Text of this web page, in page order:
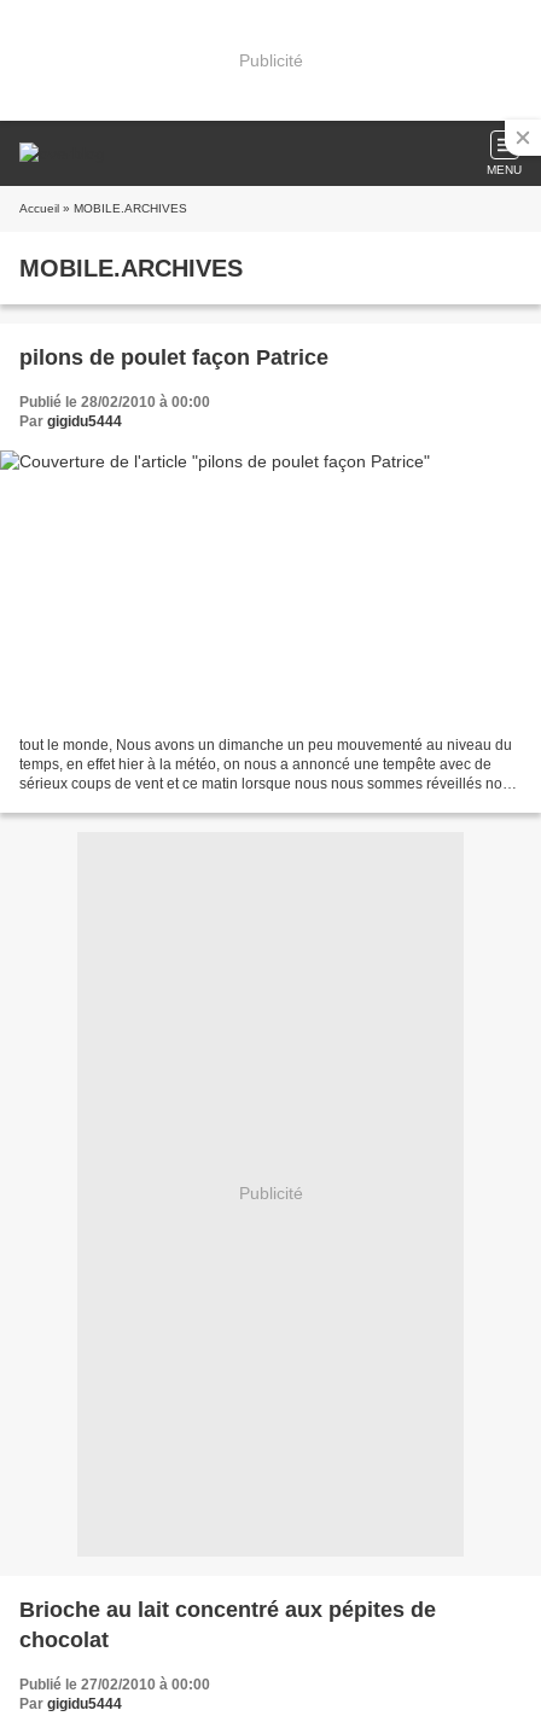
Publicité
MENU
Accueil » MOBILE.ARCHIVES
MOBILE.ARCHIVES
pilons de poulet façon Patrice
Publié le 28/02/2010 à 00:00
Par gigidu5444
tout le monde, Nous avons un dimanche un peu mouvementé au niveau du
temps, en effet hier à la météo, on nous a annoncé une tempête avec de
sérieux coups de vent et ce matin lorsque nous nous sommes réveillés nous
Publicité
Brioche au lait concentré aux pépites de
chocolat
Publié le 27/02/2010 à 00:00
Par gigidu5444